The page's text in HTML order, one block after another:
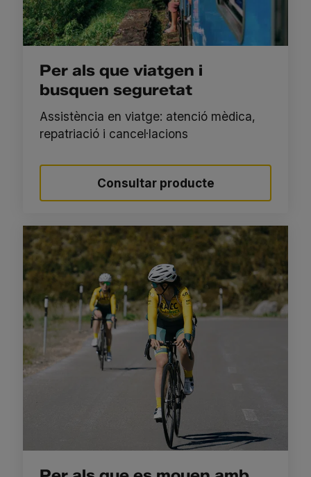
Per als que viatgen i
busquen seguretat
Assistència en viatge: atenció mèdica,
repatriació i cancel·lacions
Consultar producte